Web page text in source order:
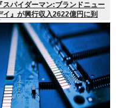
『スパイダーマン:ブランドニュー
イ』が興行収入2622億円に到
！2週目も好調に推移へ